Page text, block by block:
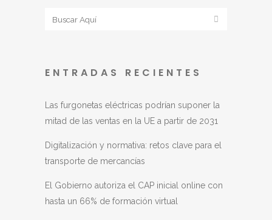
ENTRADAS RECIENTES
Las furgonetas eléctricas podrían suponer la
mitad de las ventas en la UE a partir de 2031
Digitalización y normativa: retos clave para el
transporte de mercancías
El Gobierno autoriza el CAP inicial online con
hasta un 66% de formación virtual